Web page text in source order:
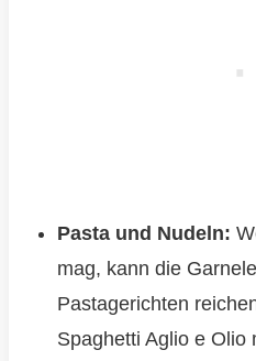
Pasta und Nudeln:
mag, kann die
Pastagerichten
Spaghetti Aglio e Olio